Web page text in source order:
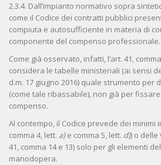
2.3.4. Dall’impianto normativo sopra
come il Codice dei contratti pubblici
compiuta e autosufficiente in materia di
componente del compenso professionale.
Come già osservato, infatti, l’art. 41,
considera le tabelle ministeriali (ai sensi
d.m. 17 giugno 2016) quale strumento per
(come tale ribassabile), non già per
compenso.
Al contempo, il Codice prevede dei minimi
comma 4, lett. a)e comma 5, lett. d)) o delle
41, comma 14 e 13) solo per gli elementi
manodopera.